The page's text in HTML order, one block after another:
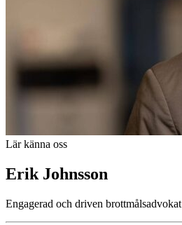
Lär känna oss
Erik Johnsson
Engagerad och driven brottmålsadvokat